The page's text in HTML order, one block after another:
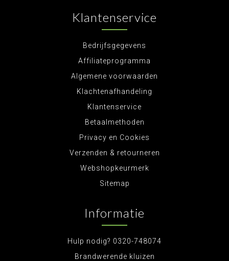
Klantenservice
Bedrijfsgegevens
Affiliateprogramma
Algemene voorwaarden
Klachtenafhandeling
Klantenservice
Betaalmethoden
Privacy en Cookies
Verzenden & retourneren
Webshopkeurmerk
Sitemap
Informatie
Hulp nodig? 0320-748074
Brandwerende kluizen